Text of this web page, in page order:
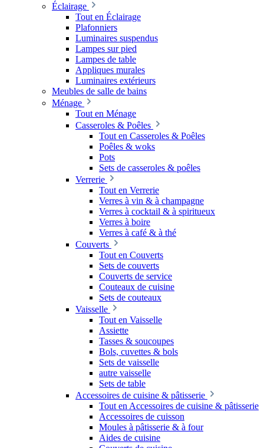
Éclairage
Tout en Éclairage
Plafonniers
Luminaires suspendus
Lampes sur pied
Lampes de table
Appliques murales
Luminaires extérieurs
Meubles de salle de bains
Ménage
Tout en Ménage
Casseroles & Poêles
Tout en Casseroles & Poêles
Poêles & woks
Pots
Sets de casseroles & poêles
Verrerie
Tout en Verrerie
Verres à vin & à champagne
Verres à cocktail & à spiritueux
Verres à boire
Verres à café & à thé
Couverts
Tout en Couverts
Sets de couverts
Couverts de service
Couteaux de cuisine
Sets de couteaux
Vaisselle
Tout en Vaisselle
Assiette
Tasses & soucoupes
Bols, cuvettes & bols
Sets de vaisselle
autre vaisselle
Sets de table
Accessoires de cuisine & pâtisserie
Tout en Accessoires de cuisine & pâtisserie
Accessoires de cuisson
Moules à pâtisserie & à four
Aides de cuisine